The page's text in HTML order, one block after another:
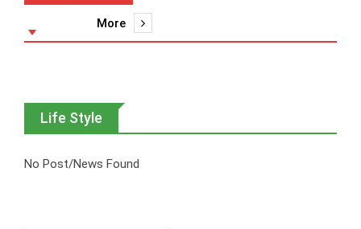
More
Life Style
No Post/News Found